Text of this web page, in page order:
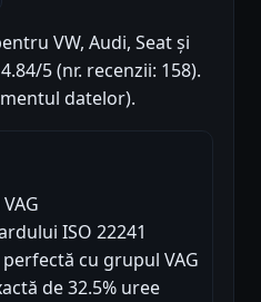
VW, Audi, Seat și
5 (nr. recenzii: 158).
datelor).
ISO 22241
cu grupul VAG
de 32.5% uree